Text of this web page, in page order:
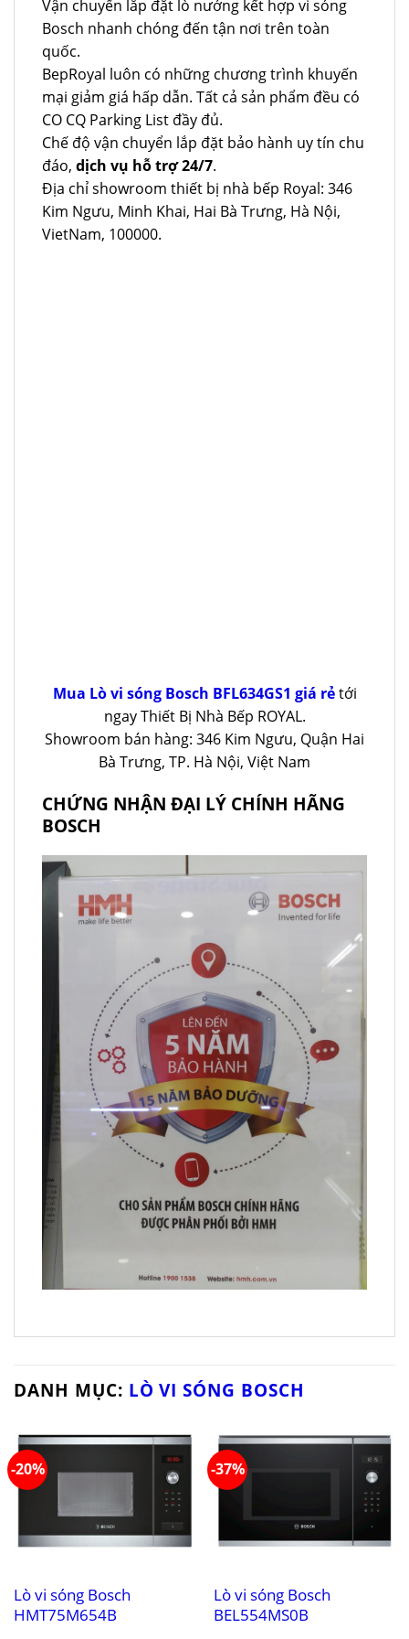
Vận chuyển lắp đặt lò nướng kết hợp vi sóng
Bosch nhanh chóng đến tận nơi trên toàn
quốc.
BepRoyal luôn có những chương trình khuyến
mại giảm giá hấp dẫn. Tất cả sản phẩm đều có
CO CQ Parking List đầy đủ.
Chế độ vận chuyển lắp đặt bảo hành uy tín chu
đáo, dịch vụ hỗ trợ 24/7.
Địa chỉ showroom thiết bị nhà bếp Royal: 346
Kim Ngưu, Minh Khai, Hai Bà Trưng, Hà Nội,
VietNam, 100000.
Mua Lò vi sóng Bosch BFL634GS1 giá rẻtới
ngay Thiết Bị Nhà Bếp ROYAL.
Showroom bán hàng: 346 Kim Ngưu, Quận Hai
Bà Trưng, TP. Hà Nội, Việt Nam
CHỨNG NHẬN ĐẠI LÝ CHÍNH HÃNG
BOSCH
DANH MỤC: LÒ VI SÓNG BOSCH
-20%
Lò vi sóng Bosch
HMT75M654B
-37%
Lò vi sóng Bosch
BEL554MS0B